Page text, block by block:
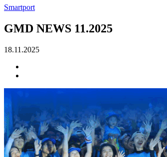
Smartport
GMD NEWS 11.2025
18.11.2025